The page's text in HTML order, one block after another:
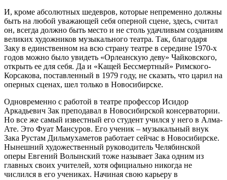
И, кроме абсолютных шедевров, которые непременно должны
быть на любой уважающей себя оперной сцене, здесь, считал
он, всегда должно быть место и не столь удачливым созданиям
великих художников музыкального театра. Так, благодаря
Заку в единственном на всю страну театре в середине 1970-х
годов можно было увидеть «Орлеанскую деву» Чайковского,
открыть ее для себя. Да и «Кащей Бессмертный» Римского-
Корсакова, поставленный в 1979 году, не сказать, что царил на
оперных сценах, шел только в Новосибирске.
Одновременно с работой в театре профессор Исидор
Аркадьевич Зак преподавал в Новосибирской консерватории.
Но все же самый известный его студент учился у него в Алма-
Ате. Это Фуат Мансуров. Его ученик – музыкальный внук
Зака Рустам Дильмухаметов работает сейчас в Новосибирске.
Нынешний художественный руководитель Челябинской
оперы Евгений Волынский тоже называет Зака одним из
главных своих учителей, хотя официально никогда не
числился в его учениках. Начиная свою карьеру в